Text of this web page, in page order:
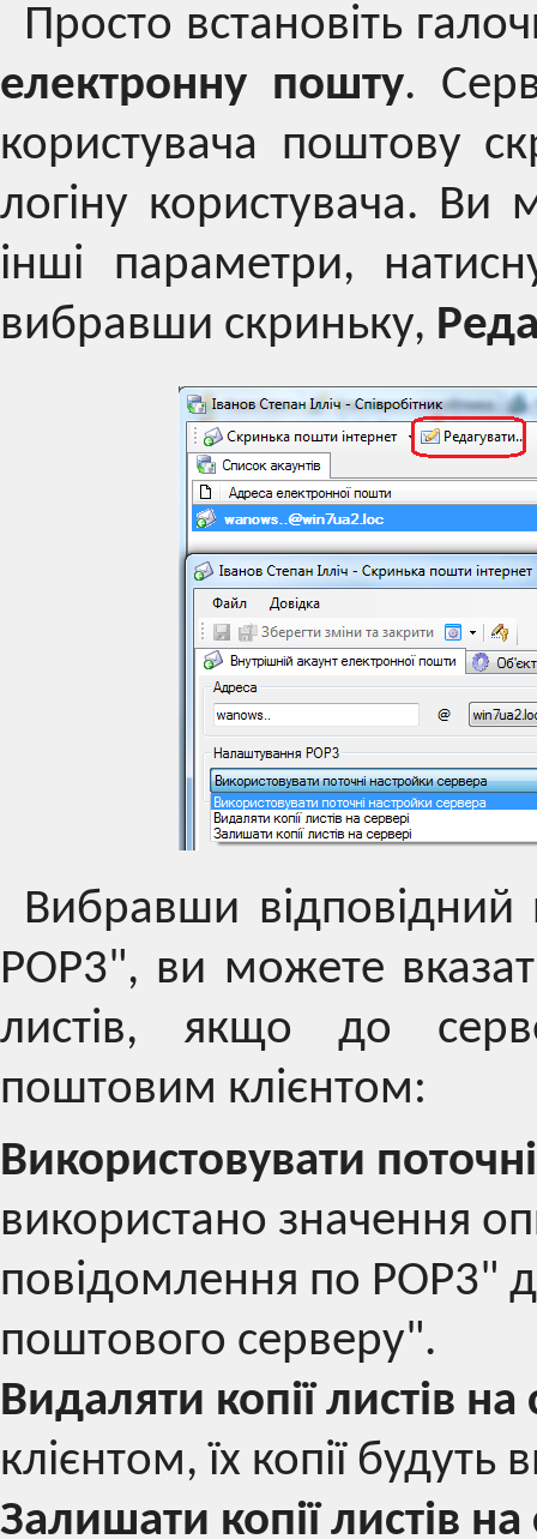
Просто встановіть
електронну пошту.
користувача поштову
логіну користувача. Ви
інші параметри,
вибравши скриньку,
Вибравши відповідний
POP3", ви можете
листів, якщо до
поштовим клієнтом:
Використовувати
використано значення
повідомлення по POP3"
поштового серверу".
Видаляти копії листів на
клієнтом, їх копії будуть
Залишати копії листів на